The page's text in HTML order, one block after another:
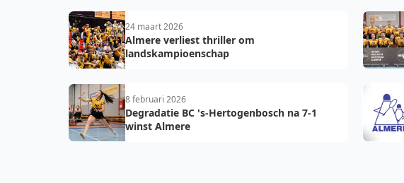
24 maart 2026
Almere verliest thriller om
landskampioenschap
8 februari 2026
Degradatie BC 's-Hertogenbosch na 7-1
winst Almere